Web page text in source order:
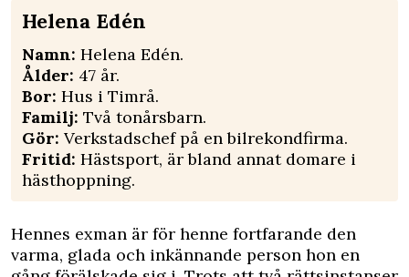
Helena Edén
Namn: Helena Edén.
Ålder: 47 år.
Bor: Hus i Timrå.
Familj: Två tonårsbarn.
Gör: Verkstadschef på en bilrekondfirma.
Fritid: Hästsport, är bland annat domare i
hästhoppning.
Hennes exman är för henne fortfarande den
varma, glada och inkännande person hon en